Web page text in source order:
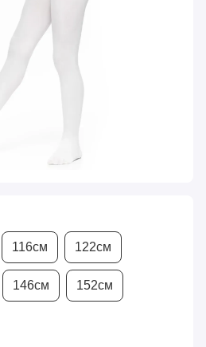
116см 122см
146см 152см